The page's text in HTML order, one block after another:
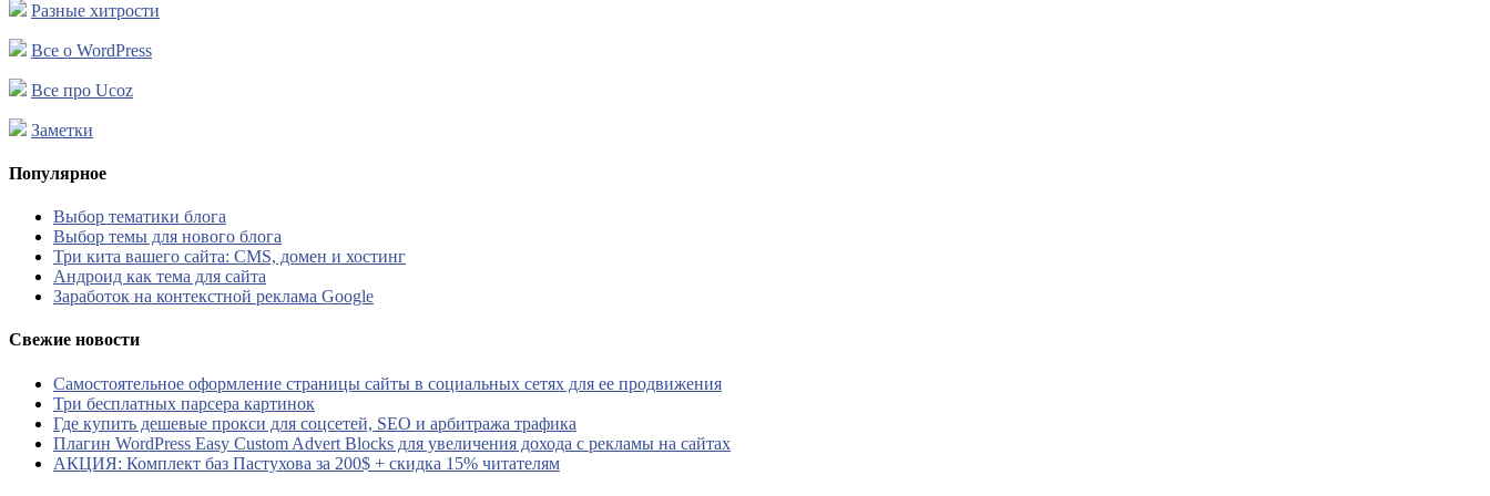
Разные хитрости
Все о WordPress
Все про Ucoz
Заметки
Популярное
Выбор тематики блога
Выбор темы для нового блога
Три кита вашего сайта: CMS, домен и хостинг
Андроид как тема для сайта
Заработок на контекстной реклама Google
Свежие новости
Самостоятельное оформление страницы сайты в социальных сетях для ее продвижения
Три бесплатных парсера картинок
Где купить дешевые прокси для соцсетей, SEO и арбитража трафика
Плагин WordPress Easy Custom Advert Blocks для увеличения дохода с рекламы на сайтах
АКЦИЯ: Комплект баз Пастухова за 200$ + скидка 15% читателям